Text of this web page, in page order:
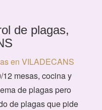
de plagas,
en VILADECANS
12 mesas, cocina y
de plagas pero
de plagas que pide